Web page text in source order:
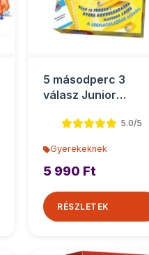
5 másodperc 3
válasz Junior
5.0/5
Gyerekeknek
5 990 Ft
RÉSZLETEK